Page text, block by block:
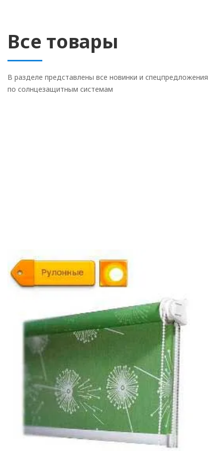
Все товары
В разделе представлены все новинки и спецпредложения
по солнцезащитным системам